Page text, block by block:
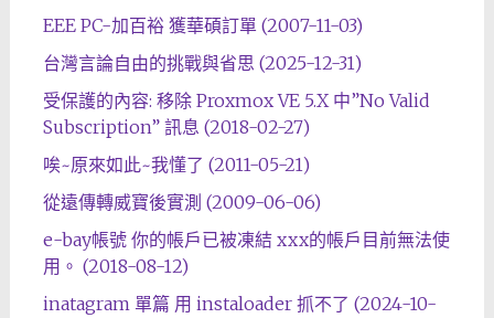
EEE PC-加百裕 獲華碩訂單 (2007-11-03)
台灣言論自由的挑戰與省思 (2025-12-31)
受保護的內容: 移除 Proxmox VE 5.X 中”No Valid
Subscription” 訊息 (2018-02-27)
唉~原來如此~我懂了 (2011-05-21)
從遠傳轉威寶後實測 (2009-06-06)
e-bay帳號 你的帳戶已被凍結 xxx的帳戶目前無法使
用。 (2018-08-12)
inatagram 單篇 用 instaloader 抓不了 (2024-10-